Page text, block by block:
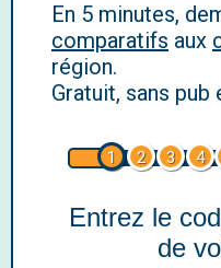
En 5 minutes,
comparatifs aux
région.
Gratuit, sans pub
1 2 3 4
Entrez le
de